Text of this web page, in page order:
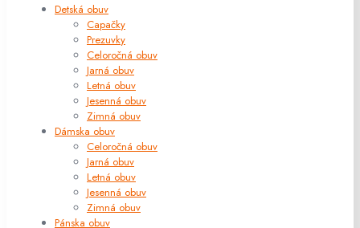
Detská obuv
Capačky
Prezuvky
Celoročná obuv
Jarná obuv
Letná obuv
Jesenná obuv
Zimná obuv
Dámska obuv
Celoročná obuv
Jarná obuv
Letná obuv
Jesenná obuv
Zimná obuv
Pánska obuv